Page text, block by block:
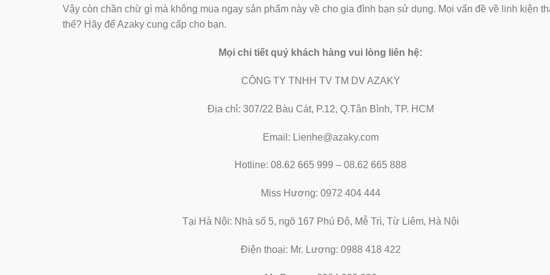
Vậy còn chần chừ gì mà không mua ngay sản phẩm này về cho gia đình bạn sử dụng. Mọi vấn đề về linh kiện
thế? Hãy để Azaky cung cấp cho bạn.
Mọi chi tiết quý khách hàng vui lòng liên hệ:
CÔNG TY TNHH TV TM DV AZAKY
Địa chỉ: 307/22 Bàu Cát, P.12, Q.Tân Bình, TP. HCM
Email: Lienhe@azaky.com
Hotline: 08.62 665 999 – 08.62 665 888
Miss Hương: 0972 404 444
Tại Hà Nội: Nhà số 5, ngõ 167 Phú Đô, Mễ Trì, Từ Liêm, Hà Nội
Điện thoại: Mr. Lương: 0988 418 422